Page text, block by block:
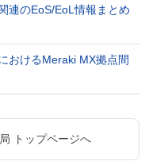
連のEoS/EoL情報まとめ
おけるMeraki MX拠点間
トップページへ